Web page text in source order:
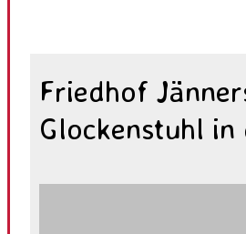
Friedhof
Glockenstuhl